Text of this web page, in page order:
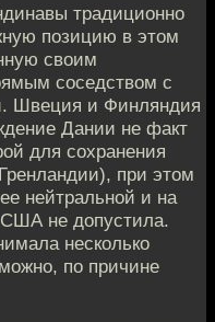
традиционно
позицию в этом
своим
соседством с
Швеция и Финляндия
Дании не факт
для сохранения
при этом
нейтральной и на
не допустила.
несколько
по причине